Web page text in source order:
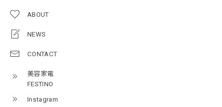
ABOUT
NEWS
CONTACT
美容家電
FESTINO
Instagram